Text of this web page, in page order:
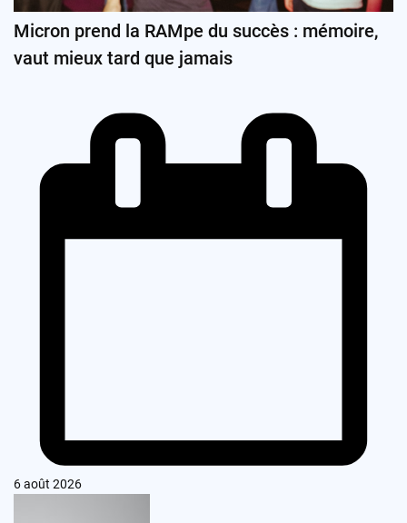
Micron prend la RAMpe du succès : mémoire,
vaut mieux tard que jamais
6 août 2026